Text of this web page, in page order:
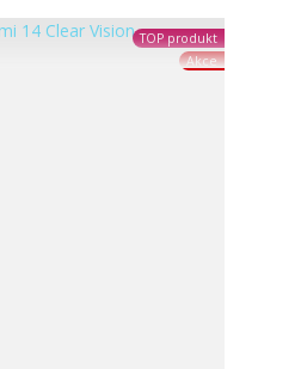
TOP produkt
Akce